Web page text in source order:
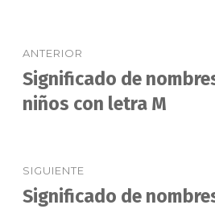
de
entradas
ANTERIOR
Entrada
anterior:
Significado de
niños con letra M
SIGUIENTE
Entrada
Significado de